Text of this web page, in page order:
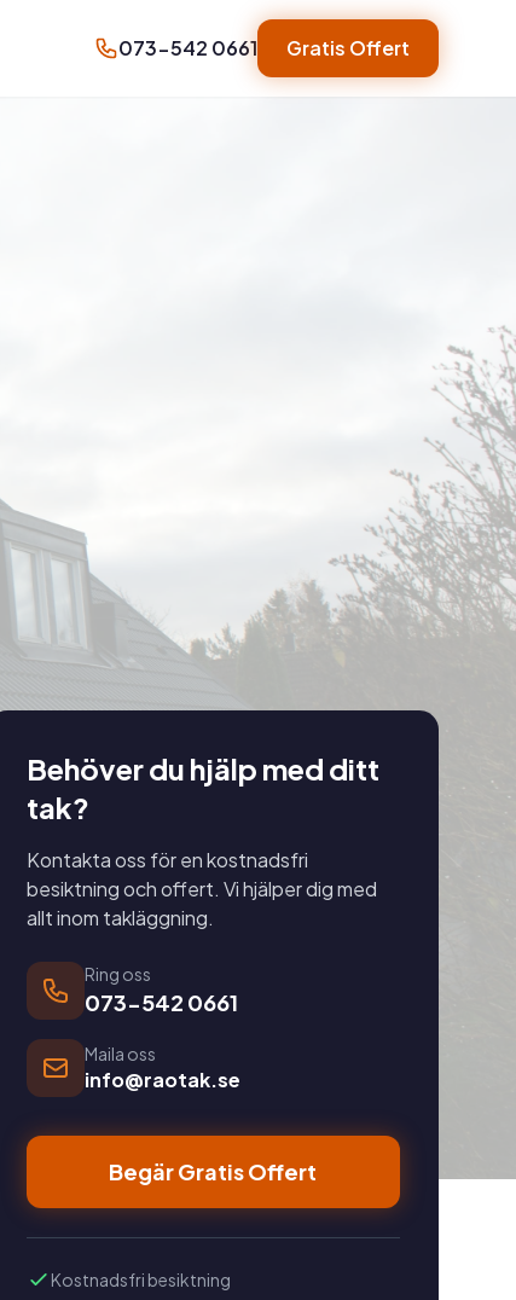
073-542 0661 Gratis Offert
Behöver du hjälp med ditt
tak?
Kontakta oss för en kostnadsfri
besiktning och offert. Vi hjälper dig med
allt inom takläggning.
Ring oss
073-542 0661
Maila oss
info@raotak.se
Begär Gratis Offert
Kostnadsfri besiktning